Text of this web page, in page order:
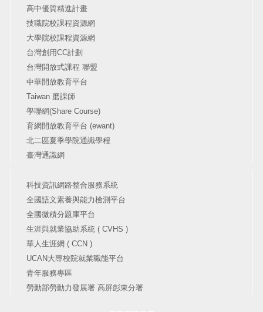
高中優質精進計畫
技職院校課程資源網
大學院校課程資源網
台灣創用CC計劃
台灣開放式課程 聯盟
中華開放教育平台
Taiwan 磨課師
學聯網(Share Course)
育網開放教育平台 (ewant)
北二區夏季學院通識學程
臺灣通識網
科技資訊網路整合服務系統
全國語文素養與能力檢測平台
全國微積分題庫平台
生涯與就業協助系統 ( CVHS )
華人生涯網 ( CCN )
UCAN大專校院就業職能平台
青年服務專區
勞動部勞動力發展署 高屏彭東分署